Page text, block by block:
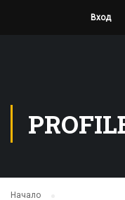
Вход
Начало